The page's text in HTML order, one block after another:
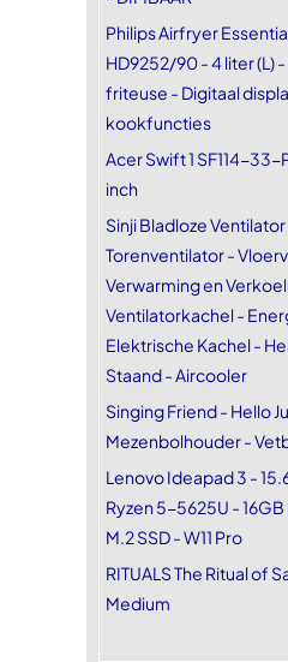
Philips Airfryer
HD9252/90 - 4 liter (L)
friteuse - Digitaal
kookfuncties
Acer Swift 1 SF114-33-
inch
Sinji Bladloze
Torenventilator -
Verwarming en
Ventilatorkachel -
Elektrische Kachel -
Staand - Aircooler
Singing Friend - Hello
Mezenbolhouder -
Lenovo Ideapad 3 -
Ryzen 5-5625U - 16GB
M.2 SSD - W11 Pro
RITUALS The Ritual of
Medium